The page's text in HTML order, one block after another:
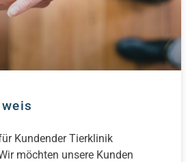
Kundender Tierklinik
möchten unsere Kunden